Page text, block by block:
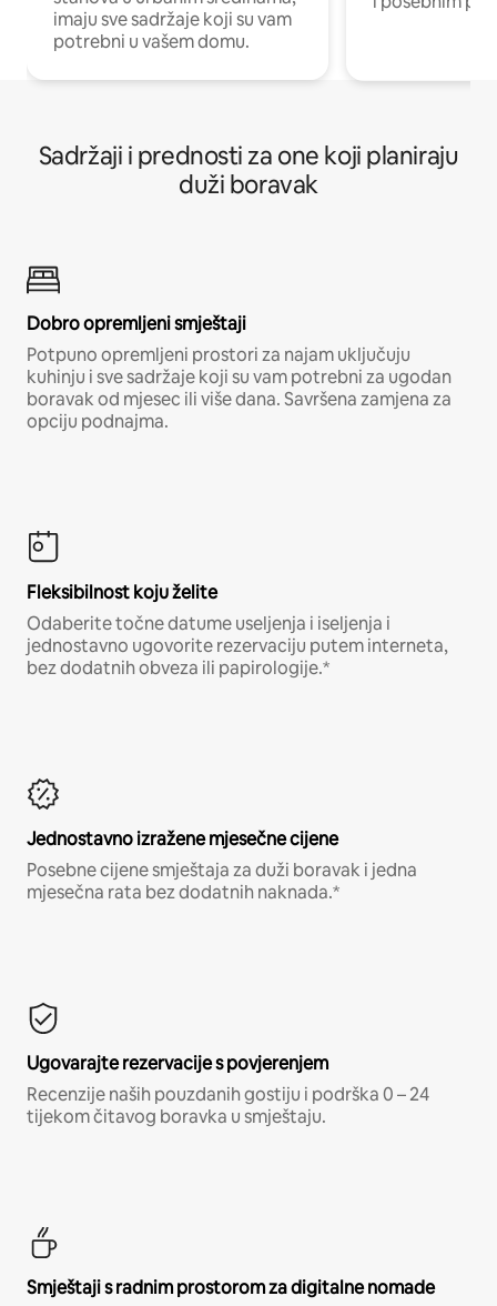
imaju sve sadržaje koji su vam
potrebni u vašem domu.
Sadržaji i prednosti za one koji planiraju
duži boravak
Dobro opremljeni smještaji
Potpuno opremljeni prostori za najam uključuju
kuhinju i sve sadržaje koji su vam potrebni za ugodan
boravak od mjesec ili više dana. Savršena zamjena za
opciju podnajma.
Fleksibilnost koju želite
Odaberite točne datume useljenja i iseljenja i
jednostavno ugovorite rezervaciju putem interneta,
bez dodatnih obveza ili papirologije.*
Jednostavno izražene mjesečne cijene
Posebne cijene smještaja za duži boravak i jedna
mjesečna rata bez dodatnih naknada.*
Ugovarajte rezervacije s povjerenjem
Recenzije naših pouzdanih gostiju i podrška 0 – 24
tijekom čitavog boravka u smještaju.
Smještaji s radnim prostorom za digitalne nomade